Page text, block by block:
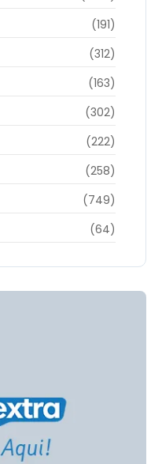
(191)
(312)
(163)
(302)
(222)
(258)
(749)
(64)